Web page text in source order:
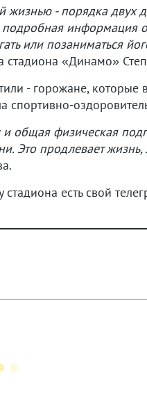
- порядка двух
информация
или позаниматься
стадиона «Динамо»
- горожане,
спортивно-
общая физическая
Это продлевает
стадиона есть свой